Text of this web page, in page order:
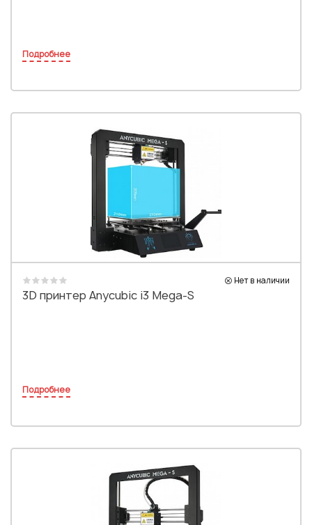
Подробнее
Нет в наличии
3D принтер Anycubic i3 Mega-S
Подробнее